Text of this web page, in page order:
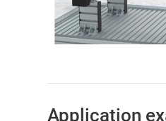
Application